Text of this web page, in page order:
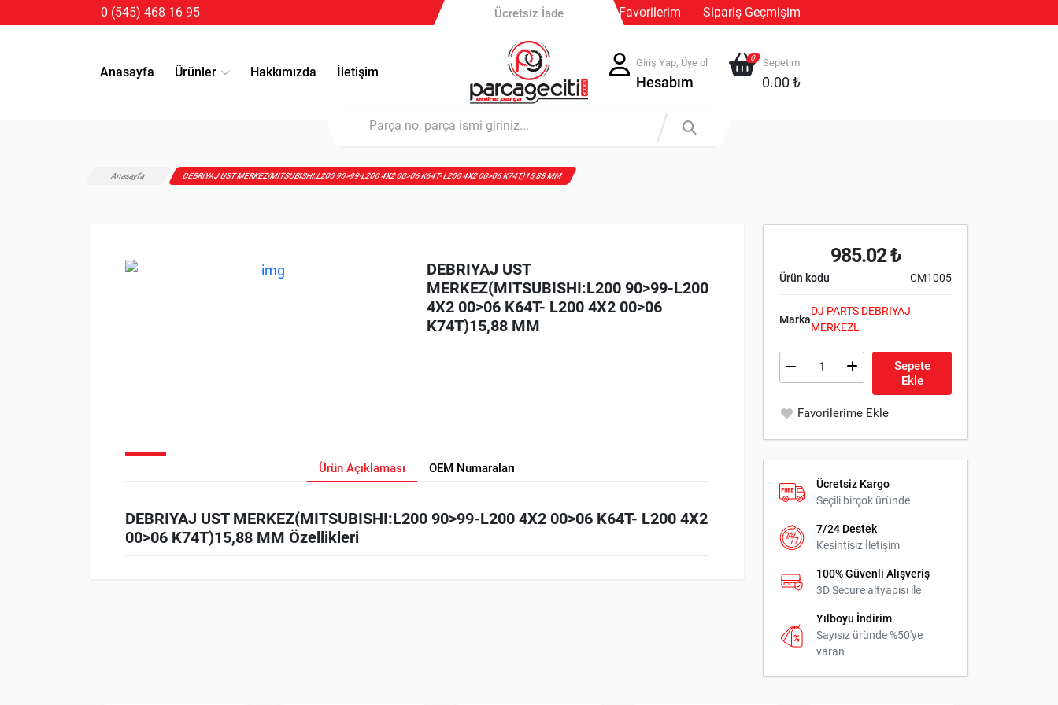
0 (545) 468 16 95
Güvenli Ödeme
Favorilerim Sipariş Geçmişim
Anasayfa Ürünler Hakkımızda İletişim
Giriş Yap, Üye ol
Hesabım
0 Sepetim
0.00 ₺
Anasayfa DEBRIYAJ UST MERKEZ(MITSUBISHI:L200 90>99-L200 4X2 00>06 K64T- L200 4X2 00>06 K74T)15,88 MM
DEBRIYAJ UST
MERKEZ(MITSUBISHI:L200 90>99-L200
4X2 00>06 K64T- L200 4X2 00>06
K74T)15,88 MM
Ürün Açıklaması OEM Numaraları
DEBRIYAJ UST MERKEZ(MITSUBISHI:L200 90>99-L200 4X2 00>06 K64T- L200 4X2
00>06 K74T)15,88 MM Özellikleri
985.02 ₺
Ürün kodu CM1005
Marka
DJ PARTS DEBRIYAJ
MERKEZL
Sepete
Ekle
Favorilerime Ekle
Ücretsiz Kargo
Seçili birçok üründe
7/24 Destek
Kesintisiz İletişim
100% Güvenli Alışveriş
3D Secure altyapısı ile
Yılboyu İndirim
Sayısız üründe %50'ye
varan